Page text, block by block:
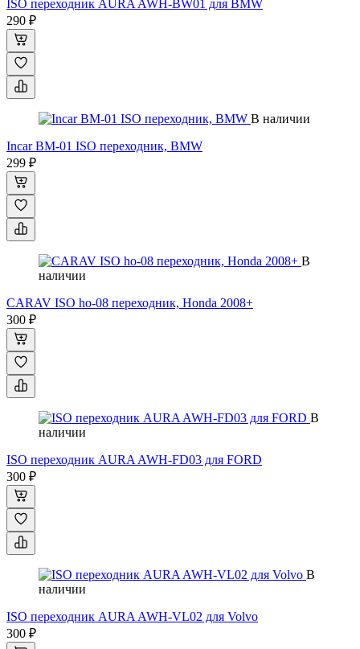
ISO переходник AURA AWH-BW01 для BMW
290 ₽
В наличии
Incar BM-01 ISO переходник, BMW
299 ₽
В
наличии
CARAV ISO ho-08 переходник, Honda 2008+
300 ₽
В
наличии
ISO переходник AURA AWH-FD03 для FORD
300 ₽
В
наличии
ISO переходник AURA AWH-VL02 для Volvo
300 ₽